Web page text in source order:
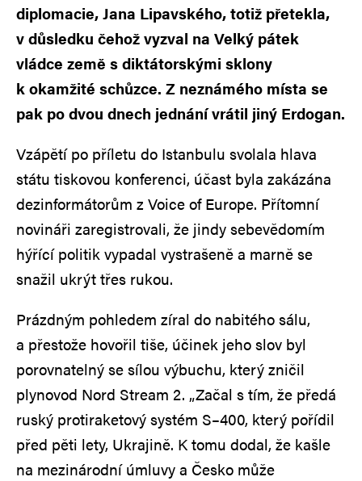
diplomacie, Jana Lipavského, totiž přetekla,
v důsledku čehož vyzval na Velký pátek
vládce země s diktátorskými sklony
k okamžité schůzce. Z neznámého místa se
pak po dvou dnech jednání vrátil jiný Erdogan.
Vzápětí po příletu do Istanbulu svolala hlava
státu tiskovou konferenci, účast byla zakázána
dezinformátorům z Voice of Europe. Přítomní
novináři zaregistrovali, že jindy sebevědomím
hýřící politik vypadal vystrašeně a marně se
snažil ukrýt třes rukou.
Prázdným pohledem zíral do nabitého sálu,
a přestože hovořil tiše, účinek jeho slov byl
porovnatelný se sílou výbuchu, který zničil
plynovod Nord Stream 2. „Začal s tím, že předá
ruský protiraketový systém S–400, který pořídil
před pěti lety, Ukrajině. K tomu dodal, že kašle
na mezinárodní úmluvy a Česko může